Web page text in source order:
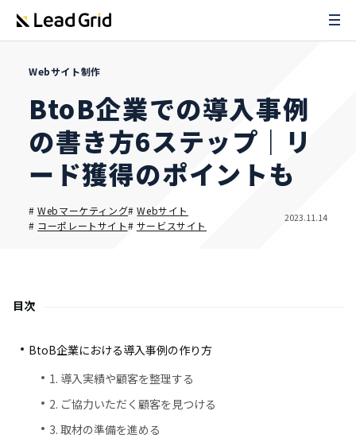
Webサイト制作
BtoB企業での導入事例
の書き方6ステップ｜リ
ード獲得のポイントも
#Webマーケティング#Webサイト
# コーポレートサイト# サービスサイト
2023.11.14
目次
BtoB企業における導入事例の作り方
1. 導入実績や顧客を整理する
2. ご協力いただく顧客を見つける
3. 取材の準備を進める